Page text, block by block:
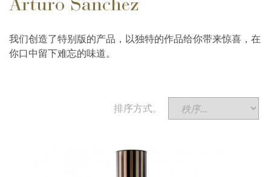
我们创造了特别版的产品，以独特的作品给你带来惊喜，在
你口中留下难忘的味道。
排序方式。